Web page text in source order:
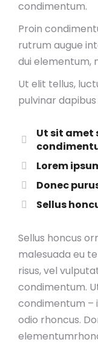
condimentum.
Proin
rutrum augue
dui elementum,
Ut elit tellus,
pulvinar dapibus
Ut sit amet
Lorem
Donec
Sellus
Sellus honcus
malesuada eu
risus, vel
condimentum.
condimentum –
odio rhoncus.